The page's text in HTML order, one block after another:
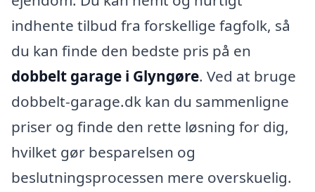
indhente tilbud fra forskellige fagfolk, så
du kan finde den bedste pris på en
dobbelt garage i Glyngøre. Ved at bruge
dobbelt-garage.dk kan du sammenligne
priser og finde den rette løsning for dig,
hvilket gør besparelsen og
beslutningsprocessen mere overskuelig.